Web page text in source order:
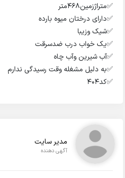
✅️متراژزمین۴۶۸متر
✅️دارای درختان میوه بارده
✅️شیک وزیبا
✅️یک خواب درب ضدسرقت
✅️آب شیرین وآب چاه
✅️به دلیل مشغله وقت رسیدگی ندارم
✅️کد۴۰۴
مدیر سایت
آگهی دهنده